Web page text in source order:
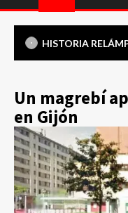
HISTORIA
Un magrebí
en Gijón